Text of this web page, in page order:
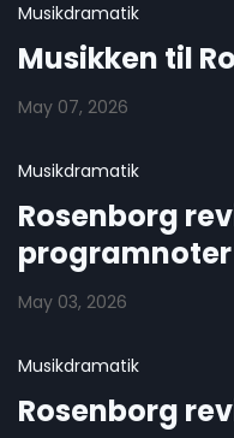
Musikdramatik
Musikken til
May 07, 2026
Musikdramatik
Rosenborg
programnoter
May 03, 2026
Musikdramatik
Rosenborg